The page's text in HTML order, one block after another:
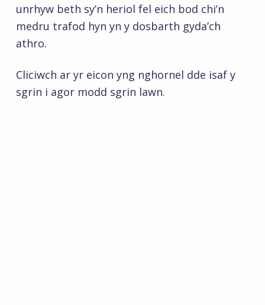
unrhyw beth sy’n heriol fel eich bod chi’n
medru trafod hyn yn y dosbarth gyda’ch
athro.
Cliciwch ar yr eicon yng nghornel dde isaf y
sgrin i agor modd sgrin lawn.